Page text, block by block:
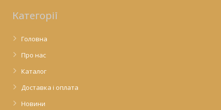
Категорії
Головна
Про нас
Каталог
Доставка і оплата
Новини